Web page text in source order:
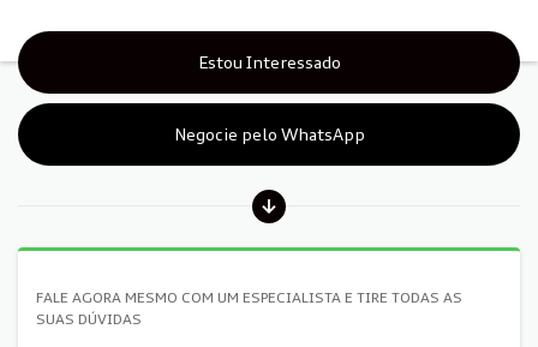
Estou Interessado
Negocie pelo WhatsApp
FALE AGORA MESMO COM UM ESPECIALISTA E TIRE TODAS AS
SUAS DÚVIDAS